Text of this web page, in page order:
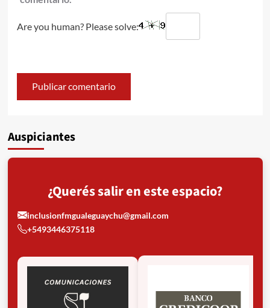
Are you human? Please solve:
Auspiciantes
¿Querés salir en este espacio?
inclusionfmgualeguaychu@gmail.com
+5493446375118